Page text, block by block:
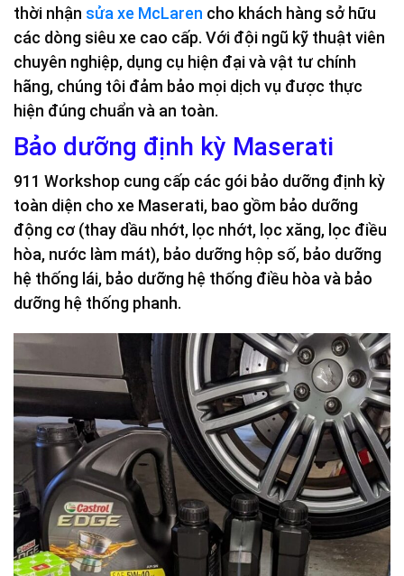
thời nhận sửa xe McLaren cho khách hàng sở hữu
các dòng siêu xe cao cấp. Với đội ngũ kỹ thuật viên
chuyên nghiệp, dụng cụ hiện đại và vật tư chính
hãng, chúng tôi đảm bảo mọi dịch vụ được thực
hiện đúng chuẩn và an toàn.
Bảo dưỡng định kỳ Maserati
911 Workshop cung cấp các gói bảo dưỡng định kỳ
toàn diện cho xe Maserati, bao gồm bảo dưỡng
động cơ (thay dầu nhớt, lọc nhớt, lọc xăng, lọc điều
hòa, nước làm mát), bảo dưỡng hộp số, bảo dưỡng
hệ thống lái, bảo dưỡng hệ thống điều hòa và bảo
dưỡng hệ thống phanh.